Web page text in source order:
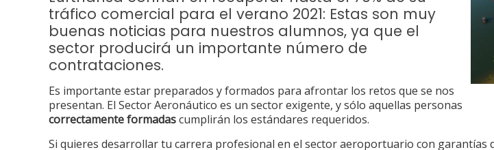
tráfico comercial para el verano 2021: Estas son muy
buenas noticias para nuestros alumnos, ya que el
sector producirá un importante número de
contrataciones.
Es importante estar preparados y formados para afrontar los retos que se nos
presentan. El Sector Aeronáutico es un sector exigente, y sólo aquellas personas
correctamente formadascumplirán los estándares requeridos.
Si quieres desarrollar tu carrera profesional en el sector aeroportuario con garantías